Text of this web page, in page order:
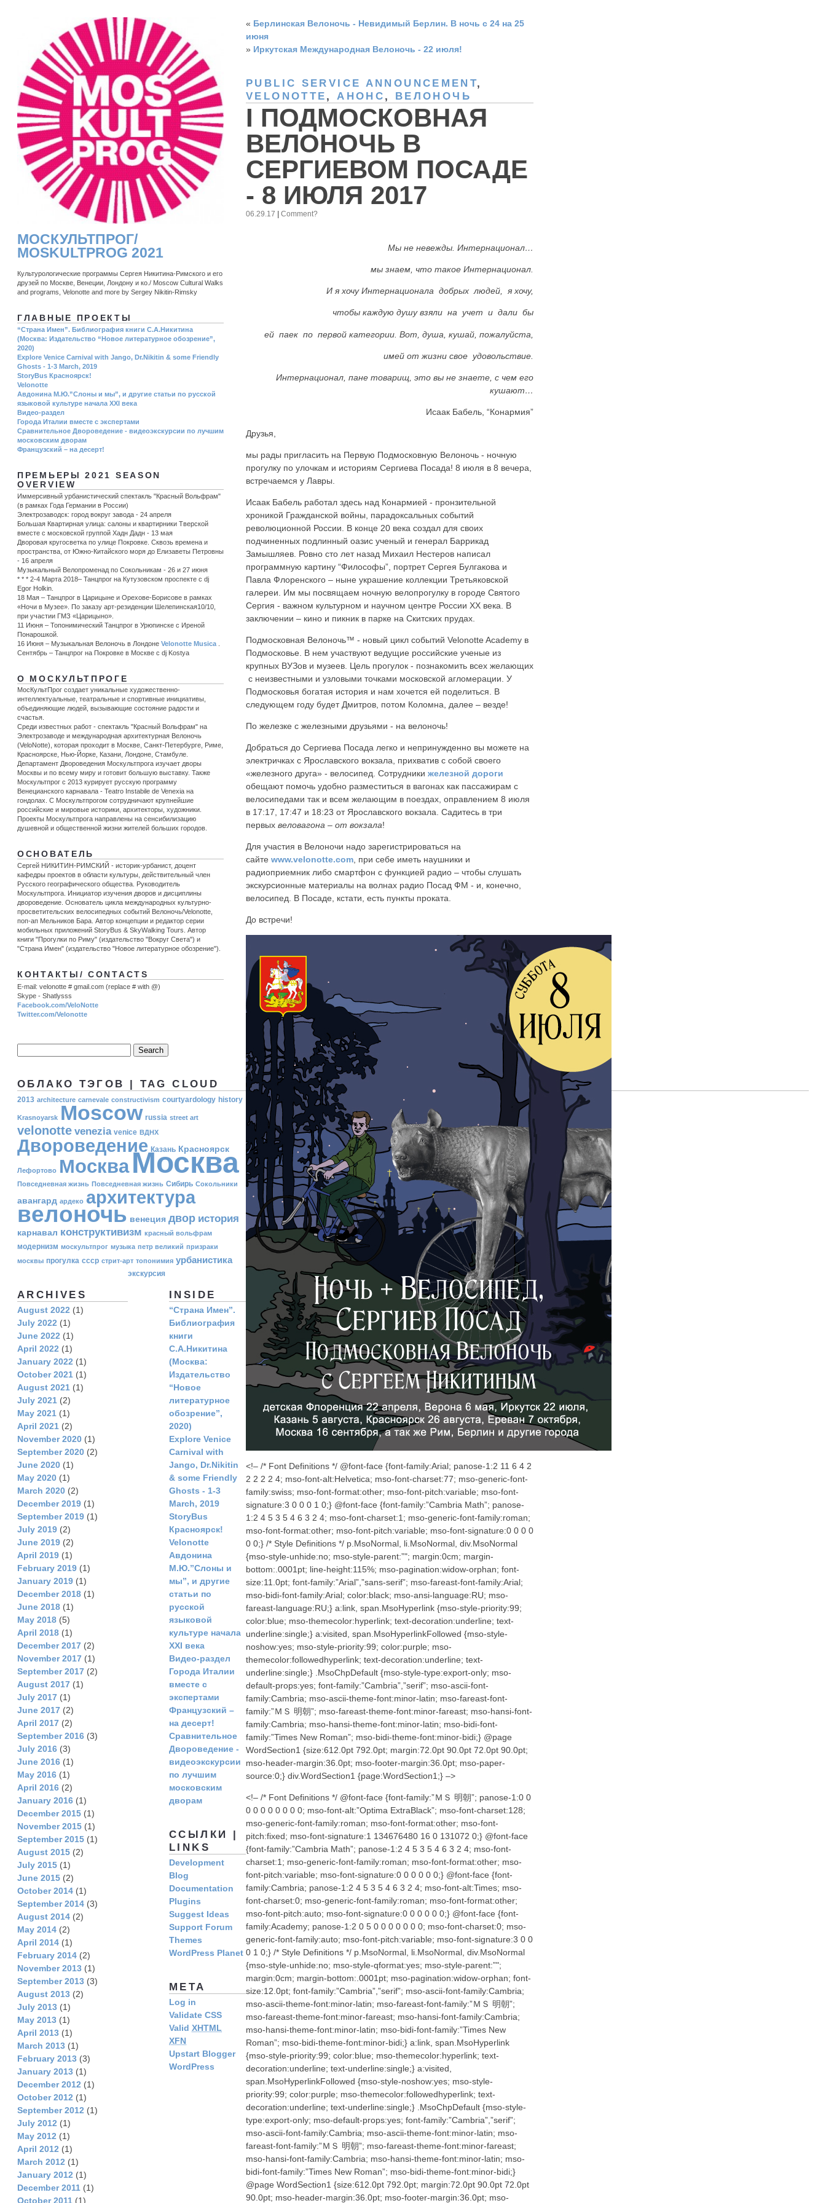
« Берлинская Велоночь - Невидимый Берлин. В ночь с 24 на 25
июня
» Иркутская Международная Велоночь - 22 июля!
PUBLIC SERVICE ANNOUNCEMENT,
VELONOTTE , АНОНС , ВЕЛОНОЧЬ
I ПОДМОСКОВНАЯ
ВЕЛОНОЧЬ В
СЕРГИЕВОМ ПОСАДЕ
- 8 ИЮЛЯ 2017
06.29.17 Comment?
Мы не невежды. Интернационал…
мы знаем, что такое Интернационал.
И я хочу Интернационала добрых людей, я хочу,
чтобы каждую душу взяли на учет и дали бы
ей паек по первой категории. Вот, душа, кушай, пожалуйста,
имей от жизни свое удовольствие.
Интернационал, пане товарищ, это вы не знаете, с чем его
кушают…
Исаак Бабель, “Конармия”
Друзья,
мы рады пригласить на Первую Подмосковную Велоночь - ночную
прогулку по улочкам и историям Сергиева Посада! 8 июля в 8 вечера,
встречаемся у Лавры.
Исаак Бабель работал здесь над Конармией - пронзительной
хроникой Гражданской войны, парадоксальных событий
революционной России. В конце 20 века создал для своих
подчиненных подлинный оазис ученый и генерал Баррикад
Замышляев. Ровно сто лет назад Михаил Нестеров написал
программную картину “Философы”, портрет Сергея Булгакова и
Павла Флоренского – ныне украшение коллекции Третьяковской
галереи. Им мы посвящаем ночную велопрогулку в городе Святого
Сергия - важном культурном и научном центре России ХХ века. В
заключении – кино и пикник в парке на Скитских прудах.
Подмосковная Велоночь™ - новый цикл событий Velonotte Academy в
Подмосковье. В нем участвуют ведущие российские ученые из
крупных ВУЗов и музеев. Цель прогулок - познакомить всех желающих
с неизвестными и узловыми точками московской агломерации. У
Подмосковья богатая история и нам хочется ей поделиться. В
следующем году будет Дмитров, потом Коломна, далее – везде!
По железке с железными друзьями - на велоночь!
Добраться до Сергиева Посада легко и непринужденно вы можете на
электричках с Ярославского вокзала, прихватив с собой своего
«железного друга» - велосипед. Сотрудники железной дороги
обещают помочь удобно разместиться в вагонах как пассажирам с
велосипедами так и всем желающим в поездах, оправлением 8 июля
в 17:17, 17:47 и 18:23 от Ярославского вокзала. Садитесь в три
первых веловагона – от вокзала!
Для участия в Велоночи надо зарегистрироваться на
сайте www.velonotte.com, при себе иметь наушники и
радиоприемник либо смартфон с функцией радио – чтобы слушать
экскурсионные материалы на волнах радио Посад ФМ - и, конечно,
велосипед. В Посаде, кстати, есть пункты проката.
До встречи!
<!– /* Font Definitions */ @font-face {font-family:Arial; panose-1:2 11 6 4 2
2 2 2 2 4; mso-font-alt:Helvetica; mso-font-charset:77; mso-generic-font-
family:swiss; mso-font-format:other; mso-font-pitch:variable; mso-font-
signature:3 0 0 0 1 0;} @font-face {font-family:”Cambria Math”; panose-
1:2 4 5 3 5 4 6 3 2 4; mso-font-charset:1; mso-generic-font-family:roman;
mso-font-format:other; mso-font-pitch:variable; mso-font-signature:0 0 0 0
0 0;} /* Style Definitions */ p.MsoNormal, li.MsoNormal, div.MsoNormal
{mso-style-unhide:no; mso-style-parent:”"; margin:0cm; margin-
bottom:.0001pt; line-height:115%; mso-pagination:widow-orphan; font-
size:11.0pt; font-family:”Arial”,”sans-serif”; mso-fareast-font-family:Arial;
mso-bidi-font-family:Arial; color:black; mso-ansi-language:RU; mso-
fareast-language:RU;} a:link, span.MsoHyperlink {mso-style-priority:99;
color:blue; mso-themecolor:hyperlink; text-decoration:underline; text-
underline:single;} a:visited, span.MsoHyperlinkFollowed {mso-style-
noshow:yes; mso-style-priority:99; color:purple; mso-
themecolor:followedhyperlink; text-decoration:underline; text-
underline:single;} .MsoChpDefault {mso-style-type:export-only; mso-
default-props:yes; font-family:”Cambria”,”serif”; mso-ascii-font-
family:Cambria; mso-ascii-theme-font:minor-latin; mso-fareast-font-
family:”ＭＳ 明朝”; mso-fareast-theme-font:minor-fareast; mso-hansi-font-
family:Cambria; mso-hansi-theme-font:minor-latin; mso-bidi-font-
family:”Times New Roman”; mso-bidi-theme-font:minor-bidi;} @page
WordSection1 {size:612.0pt 792.0pt; margin:72.0pt 90.0pt 72.0pt 90.0pt;
mso-header-margin:36.0pt; mso-footer-margin:36.0pt; mso-paper-
source:0;} div.WordSection1 {page:WordSection1;} –>
<!– /* Font Definitions */ @font-face {font-family:”ＭＳ 明朝”; panose-1:0 0
0 0 0 0 0 0 0 0; mso-font-alt:”Optima ExtraBlack”; mso-font-charset:128;
mso-generic-font-family:roman; mso-font-format:other; mso-font-
pitch:fixed; mso-font-signature:1 134676480 16 0 131072 0;} @font-face
{font-family:”Cambria Math”; panose-1:2 4 5 3 5 4 6 3 2 4; mso-font-
charset:1; mso-generic-font-family:roman; mso-font-format:other; mso-
font-pitch:variable; mso-font-signature:0 0 0 0 0 0;} @font-face {font-
family:Cambria; panose-1:2 4 5 3 5 4 6 3 2 4; mso-font-alt:Times; mso-
font-charset:0; mso-generic-font-family:roman; mso-font-format:other;
mso-font-pitch:auto; mso-font-signature:0 0 0 0 0 0;} @font-face {font-
family:Academy; panose-1:2 0 5 0 0 0 0 0 0 0; mso-font-charset:0; mso-
generic-font-family:auto; mso-font-pitch:variable; mso-font-signature:3 0 0
0 1 0;} /* Style Definitions */ p.MsoNormal, li.MsoNormal, div.MsoNormal
{mso-style-unhide:no; mso-style-qformat:yes; mso-style-parent:”";
margin:0cm; margin-bottom:.0001pt; mso-pagination:widow-orphan; font-
size:12.0pt; font-family:”Cambria”,”serif”; mso-ascii-font-family:Cambria;
mso-ascii-theme-font:minor-latin; mso-fareast-font-family:”ＭＳ 明朝”;
mso-fareast-theme-font:minor-fareast; mso-hansi-font-family:Cambria;
mso-hansi-theme-font:minor-latin; mso-bidi-font-family:”Times New
Roman”; mso-bidi-theme-font:minor-bidi;} a:link, span.MsoHyperlink
{mso-style-priority:99; color:blue; mso-themecolor:hyperlink; text-
decoration:underline; text-underline:single;} a:visited,
span.MsoHyperlinkFollowed {mso-style-noshow:yes; mso-style-
priority:99; color:purple; mso-themecolor:followedhyperlink; text-
decoration:underline; text-underline:single;} .MsoChpDefault {mso-style-
type:export-only; mso-default-props:yes; font-family:”Cambria”,”serif”;
mso-ascii-font-family:Cambria; mso-ascii-theme-font:minor-latin; mso-
fareast-font-family:”ＭＳ 明朝”; mso-fareast-theme-font:minor-fareast;
mso-hansi-font-family:Cambria; mso-hansi-theme-font:minor-latin; mso-
bidi-font-family:”Times New Roman”; mso-bidi-theme-font:minor-bidi;}
@page WordSection1 {size:612.0pt 792.0pt; margin:72.0pt 90.0pt 72.0pt
90.0pt; mso-header-margin:36.0pt; mso-footer-margin:36.0pt; mso-
МОСКУЛЬТПРОГ/
MOSKULTPROG 2021
Культурологические программы Сергея Никитина-Римского и его
друзей по Москве, Венеции, Лондону и ко./ Moscow Cultural Walks
and programs, Velonotte and more by Sergey Nikitin-Rimsky
ГЛАВНЫЕ ПРОЕКТЫ
“Страна Имен”. Библиография книги С.А.Никитина
(Москва: Издательство “Новое литературное обозрение”,
2020)
Explore Venice Carnival with Jango, Dr.Nikitin & some Friendly
Ghosts - 1-3 March, 2019
StoryBus Красноярск!
Velonotte
Авдонина М.Ю.”Слоны и мы”, и другие статьи по русской
языковой культуре начала ХХI века
Видео-раздел
Города Италии вместе с экспертами
Сравнительное Двороведение - видеоэкскурсии по лучшим
московским дворам
Французский – на десерт!
ПРЕМЬЕРЫ 2021 SEASON
OVERVIEW
Иммерсивный урбанистический спектакль "Красный Вольфрам"
(в рамках Года Германии в России)
Электрозаводск: город вокруг завода - 24 апреля
Большая Квартирная улица: салоны и квартирники Тверской
вместе с московской группой Хадн Дадн - 13 мая
Дворовая кругосветка по улице Покровке. Сквозь времена и
пространства, от Южно-Китайского моря до Елизаветы Петровны
- 16 апреля
Музыкальный Велопроменад по Сокольникам - 26 и 27 июня
* * * 2-4 Марта 2018– Танцпрог на Кутузовском проспекте с dj
Egor Holkin.
18 Мая – Танцпрог в Царицыне и Орехове-Борисове в рамках
«Ночи в Музее». По заказу арт-резиденции Шелепинская10/10,
при участии ГМЗ «Царицыно».
11 Июня – Топонимический Танцпрог в Урюпинске c Иреной
Понарошкой.
16 Июня – Музыкальная Велоночь в Лондоне Velonotte Musica
Сентябрь – Танцпрог на Покровке в Москве с dj Kostya
О МОСКУЛЬТПРОГЕ
МосКультПрог создает уникальные художественно-
интеллектуальные, театральные и спортивные инициативы,
объединяющие людей, вызывающие состояние радости и
счастья.
Среди известных работ - спектакль "Красный Вольфрам" на
Электрозаводе и международная архитектурная Велоночь
(VeloNotte), которая проходит в Москве, Санкт-Петербурге, Риме,
Красноярске, Нью-Йорке, Казани, Лондоне, Стамбуле.
Департамент Двороведения Москультпрога изучает дворы
Москвы и по всему миру и готовит большую выставку. Также
Москультпрог с 2013 курирует русскую программу
Венецианского карнавала - Teatro Instabile de Venexia на
гондолах. С Москультпрогом сотрудничают крупнейшие
российские и мировые историки, архитекторы, художники.
Проекты Москультпрога направлены на сенсибилизацию
душевной и общественной жизни жителей больших городов.
ОСНОВАТЕЛЬ
Сергей НИКИТИН-РИМСКИЙ - историк-урбанист, доцент
кафедры проектов в области культуры, действительный член
Русского географического общества. Руководитель
Москультпрога. Инициатор изучения дворов и дисциплины
двороведение. Основатель цикла международных культурно-
просветительских велосипедных событий Велоночь/Velonotte,
поп-ап Мельников Бара. Автор концепции и редактор серии
мобильных приложений StoryBus & SkyWalking Tours. Автор
книги "Прогулки по Риму" (издательство "Вокруг Света") и
"Страна Имен" (издательство "Новое литературное обозрение").
КОНТАКТЫ/ CONTACTS
E-mail: velonotte # gmail.com (replace # with @)
Skype - Shatlysss
Facebook.com/VeloNotte
Twitter.com/Velonotte
ОБЛАКО ТЭГОВ | TAG CLOUD
2013 architecture carnevale constructivism courtyardology history
Krasnoyarsk Moscow russia street art
velonotte venezia venice ВДНХ
Двороведение Казань Красноярск
Лефортово Москва Москва
Повседневная жизнь Повседневная жизнь Сибирь Сокольники
авангард ардеко архитектура
велоночь венеция двор история
карнавал конструктивизм красный вольфрам
модернизм москультпрог музыка петр великий призраки
москвы прогулка ссср стрит-арт топонимия урбанистика
экскурсия
INSIDE
“Страна Имен”.
Библиография
книги
С.А.Никитина
(Москва:
Издательство
“Новое
литературное
обозрение”,
2020)
Explore Venice
Carnival with
Jango, Dr.Nikitin
& some Friendly
Ghosts - 1-3
March, 2019
StoryBus
Красноярск!
Velonotte
Авдонина
М.Ю.”Слоны и
мы”, и другие
статьи по
русской
языковой
культуре начала
ХХI века
Видео-раздел
Города Италии
вместе с
экспертами
Французский –
на десерт!
Сравнительное
Двороведение -
видеоэкскурсии
по лучшим
московским
дворам
ССЫЛКИ |
LINKS
Development
Blog
Documentation
Plugins
Suggest Ideas
Support Forum
Themes
WordPress Planet
META
Log in
Validate CSS
Valid XHTML
XFN
Upstart Blogger
WordPress
ARCHIVES
August 2022 (1)
July 2022 (1)
June 2022 (1)
April 2022 (1)
January 2022 (1)
October 2021 (1)
August 2021 (1)
July 2021 (2)
May 2021 (1)
April 2021 (2)
November 2020 (1)
September 2020 (2)
June 2020 (1)
May 2020 (1)
March 2020 (2)
December 2019 (1)
September 2019 (1)
July 2019 (2)
June 2019 (2)
April 2019 (1)
February 2019 (1)
January 2019 (1)
December 2018 (1)
June 2018 (1)
May 2018 (5)
April 2018 (1)
December 2017 (2)
November 2017 (1)
September 2017 (2)
August 2017 (1)
July 2017 (1)
June 2017 (2)
April 2017 (2)
September 2016 (3)
July 2016 (3)
June 2016 (1)
May 2016 (1)
April 2016 (2)
January 2016 (1)
December 2015 (1)
November 2015 (1)
September 2015 (1)
August 2015 (2)
July 2015 (1)
June 2015 (2)
October 2014 (1)
September 2014 (3)
August 2014 (2)
May 2014 (2)
April 2014 (1)
February 2014 (2)
November 2013 (1)
September 2013 (3)
August 2013 (2)
July 2013 (1)
May 2013 (1)
April 2013 (1)
March 2013 (1)
February 2013 (3)
January 2013 (1)
December 2012 (1)
October 2012 (1)
September 2012 (1)
July 2012 (1)
May 2012 (1)
April 2012 (1)
March 2012 (1)
January 2012 (1)
December 2011 (1)
October 2011 (1)